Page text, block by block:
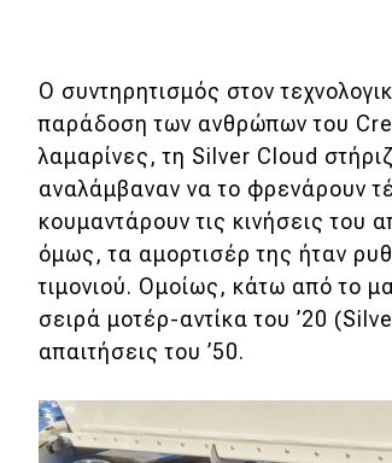
eDRIVE
DRIVE USED
Ο συντηρητισμός στον
παράδοση των ανθρώπων του
λαμαρίνες, τη Silver Cloud
αναλάμβαναν να το φρενάρουν
κουμαντάρουν τις κινήσεις του
όμως, τα αμορτισέρ της ήταν
τιμονιού. Ομοίως, κάτω από το
σειρά μοτέρ-αντίκα του ’20
απαιτήσεις του ’50.